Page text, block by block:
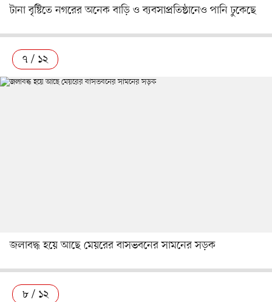
টানা বৃষ্টিতে নগরের অনেক বাড়ি ও ব্যবসাপ্রতিষ্ঠানেও পানি ঢুকেছে
৭ / ১২
জলাবদ্ধ হয়ে আছে মেয়রের বাসভবনের সামনের সড়ক
৮ / ১২